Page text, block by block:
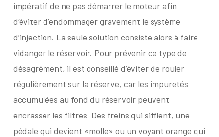
impératif de ne pas démarrer le moteur afin
d’éviter d’endommager gravement le système
d’injection. La seule solution consiste alors à faire
vidanger le réservoir. Pour prévenir ce type de
désagrément, il est conseillé d’éviter de rouler
régulièrement sur la réserve, car les impuretés
accumulées au fond du réservoir peuvent
encrasser les filtres. Des freins qui sifflent, une
pédale qui devient «molle» ou un voyant orange qui